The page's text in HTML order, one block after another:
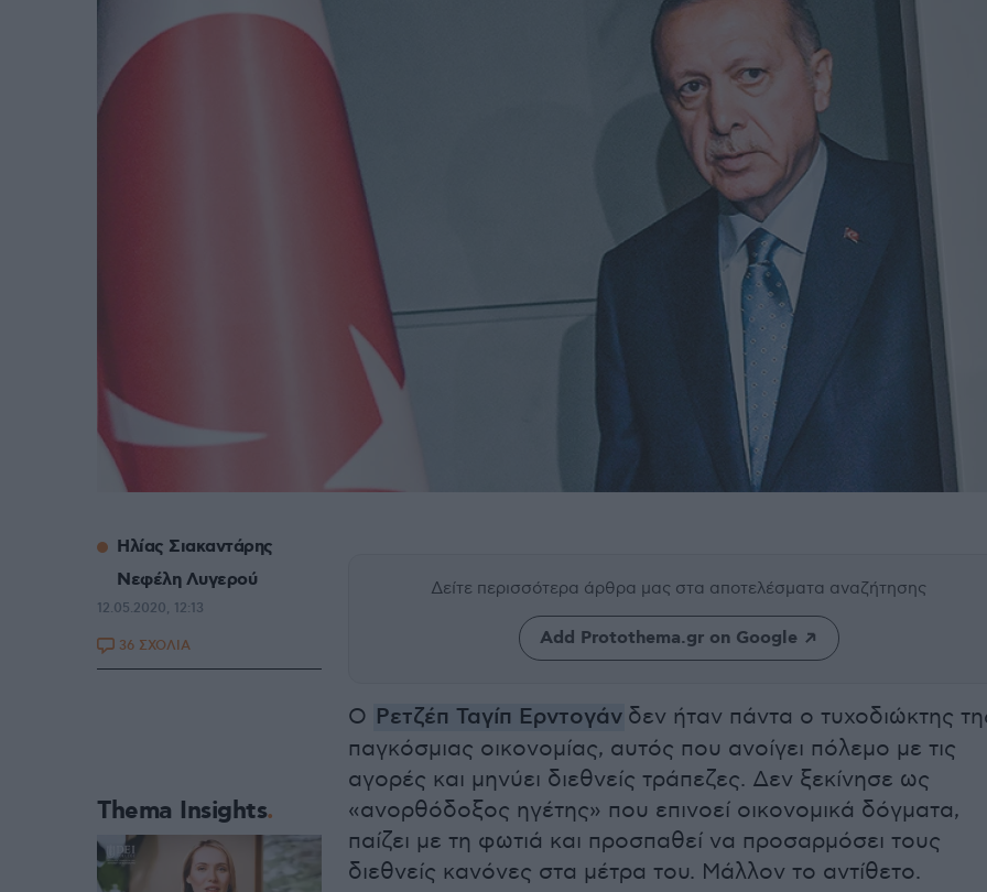
Δείτε περισσότερα άρθρα μας στα αποτελέσματα αναζήτησης
Add Protothema.gr on Google
Ο Ρετζέπ Ταγίπ Ερντογάν δεν ήταν πάντα ο τυχοδιώκτης
παγκόσμιας οικονομίας, αυτός που ανοίγει πόλεμο με τις
αγορές και μηνύει διεθνείς τράπεζες. Δεν ξεκίνησε ως
«ανορθόδοξος ηγέτης» που επινοεί οικονομικά δόγματα,
παίζει με τη φωτιά και προσπαθεί να προσαρμόσει τους
διεθνείς κανόνες στα μέτρα του. Μάλλον το αντίθετο.
Ηλίας Σιακαντάρης
Νεφέλη Λυγερού
12.05.2020, 12:13
36 ΣΧΟΛΙΑ
Thema Insights